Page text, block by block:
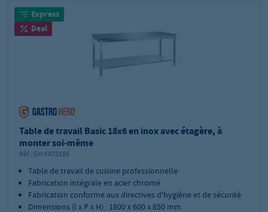
Express
Deal
Table de travail Basic 18x6 en inox avec étagère, à
monter soi-même
Réf.: GH-YATS186
Table de travail de cuisine professionnelle
Fabrication intégrale en acier chromé
Fabrication conforme aux directives d'hygiène et de sécurité
Dimensions (l x P x H) : 1800 x 600 x 850 mm